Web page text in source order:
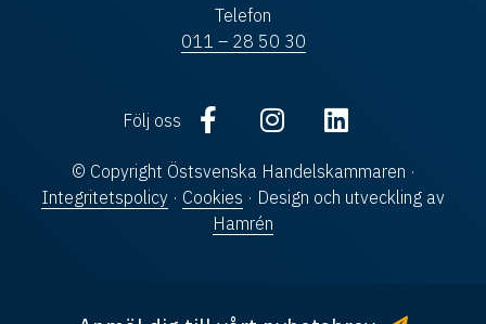
Telefon
011 – 28 50 30
Följ oss
© Copyright Östsvenska Handelskammaren ·
Integritetspolicy · Cookies · Design och utveckling av
Hamrén